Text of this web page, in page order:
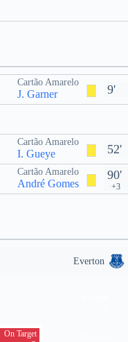
9'
Cartão Amarelo
J. Garner
52'
Cartão Amarelo
I. Gueye
90'
+3
Cartão Amarelo
André Gomes
Everton
On Target